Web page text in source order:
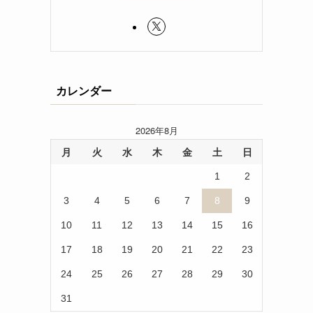
カレンダー
2026年8月
月 火 水 木 金 土 日
1 2
3 4 5 6 7 8 9
10 11 12 13 14 15 16
17 18 19 20 21 22 23
24 25 26 27 28 29 30
31